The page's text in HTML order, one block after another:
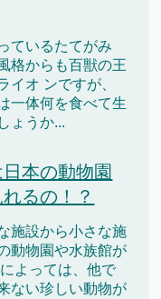
ているたてがみ
格からも百獣の王
イオ ンですが、
一体何を食べて生
ょうか...
本の動物園
るの！？
施設から小さな施
動物園や水族館が
よっては、他で
ない珍しい動物が